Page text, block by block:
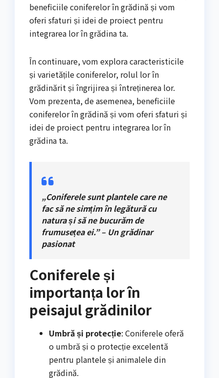
beneficiile coniferelor în grădină și vom
oferi sfaturi și idei de proiect pentru
integrarea lor în grădina ta.
În continuare, vom explora caracteristicile
și varietățile coniferelor, rolul lor în
grădinărit și îngrijirea și întreținerea lor.
Vom prezenta, de asemenea, beneficiile
coniferelor în grădină și vom oferi sfaturi și
idei de proiect pentru integrarea lor în
grădina ta.
„Coniferele sunt plantele care ne
fac să ne simțim în legătură cu
natura și să ne bucurăm de
frumusețea ei.” – Un grădinar
pasionat
Coniferele și
importanța lor în
peisajul grădinilor
Umbră și protecție: Coniferele oferă
o umbră și o protecție excelentă
pentru plantele și animalele din
grădină.